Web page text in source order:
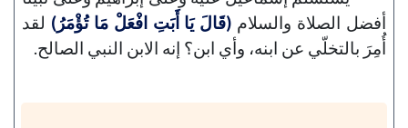
أفضل الصلاة والسلام (قَالَ يَا أَبَتِ افْعَلْ مَا تُؤْمَرُ) لقد
أُمِرَ بالتخلّي عن ابنه، وأي ابن؟ إنه الابن النبي الصالح.